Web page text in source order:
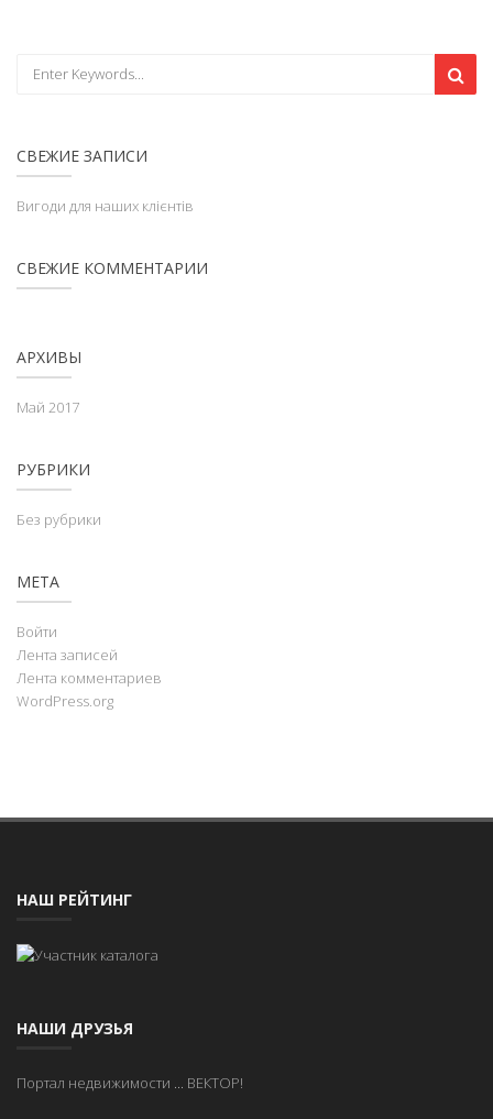
СВЕЖИЕ ЗАПИСИ
Вигоди для наших клієнтів
СВЕЖИЕ КОММЕНТАРИИ
АРХИВЫ
Май 2017
РУБРИКИ
Без рубрики
МЕТА
Войти
Лента записей
Лента комментариев
WordPress.org
НАШ РЕЙТИНГ
НАШИ ДРУЗЬЯ
Портал недвижимости ... ВЕКТОР!